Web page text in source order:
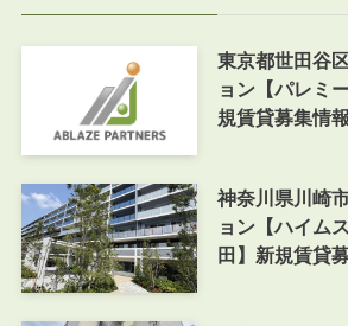
東京都世田谷
ョン【パレミ
規賃貸募集情報
神奈川県川崎
ョン【ハイム
田】新規賃貸